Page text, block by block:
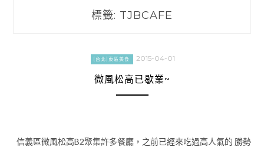
標籤: TJBCAFE
[台北]東區美食 2015-04-01
微風松高已歇業~
信義區微風松高B2聚集許多餐廳，之前已經來吃過高人氣的 勝勢